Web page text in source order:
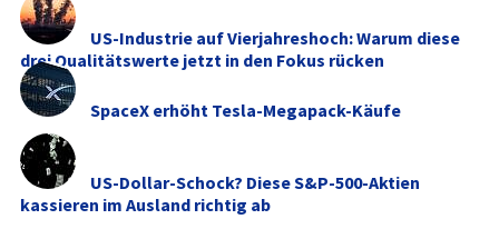
US-Industrie auf Vierjahreshoch: Warum diese
drei Qualitätswerte jetzt in den Fokus rücken
SpaceX erhöht Tesla-Megapack-Käufe
US-Dollar-Schock? Diese S&P-500-Aktien
kassieren im Ausland richtig ab